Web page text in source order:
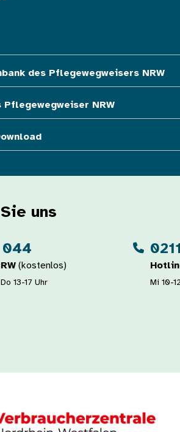
des Pflegewegweisers NRW
NRW
uns
(kostenlos)
13-17 Uhr Mi 10-